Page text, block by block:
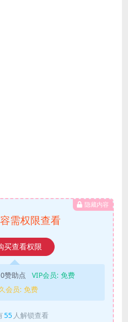
隐藏内容
需权限查看
买查看权限
赞助点 VIP会员: 免费
会员: 免费
55 人解锁查看